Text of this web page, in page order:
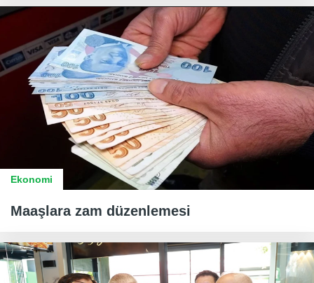
Ekonomi
Maaşlara zam düzenlemesi